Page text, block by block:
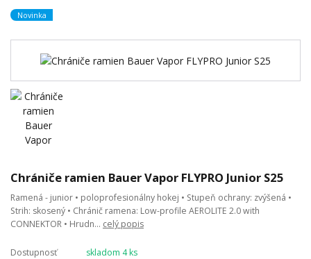
Novinka
Chrániče ramien Bauer Vapor FLYPRO Junior S25
Ramená - junior • poloprofesionálny hokej • Stupeň ochrany: zvýšená •
Strih: skosený • Chránič ramena: Low-profile AEROLITE 2.0 with
CONNEKTOR • Hrudn... celý popis
Dostupnosť
skladom 4 ks